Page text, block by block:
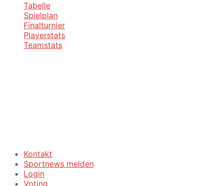
Tabelle
Spielplan
Finalturnier
Playerstats
Teamstats
Kontakt
Sportnews melden
Login
Voting